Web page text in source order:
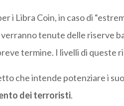
i Libra Coin, in caso di
tenute delle riserve
termine. I livelli di queste
che intende potenziare i
dei terroristi.